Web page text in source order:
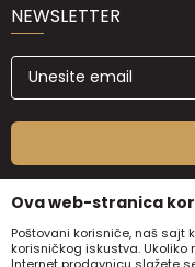
NEWSLETTER
Ova web-stranica
Poštovani korisniče, naš
korisničkog iskustva.